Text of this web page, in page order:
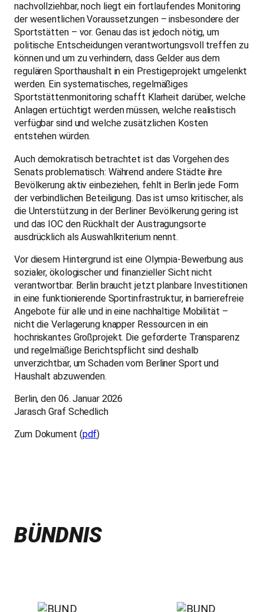
nachvollziehbar, noch liegt ein fortlaufendes Monitoring
der wesentlichen Voraussetzungen – insbesondere der
Sportstätten – vor. Genau das ist jedoch nötig, um
politische Entscheidungen verantwortungsvoll treffen zu
können und um zu verhindern, dass Gelder aus dem
regulären Sporthaushalt in ein Prestigeprojekt umgelenkt
werden. Ein systematisches, regelmäßiges
Sportstättenmonitoring schafft Klarheit darüber, welche
Anlagen ertüchtigt werden müssen, welche realistisch
verfügbar sind und welche zusätzlichen Kosten
entstehen würden.
Auch demokratisch betrachtet ist das Vorgehen des
Senats problematisch: Während andere Städte ihre
Bevölkerung aktiv einbeziehen, fehlt in Berlin jede Form
der verbindlichen Beteiligung. Das ist umso kritischer, als
die Unterstützung in der Berliner Bevölkerung gering ist
und das IOC den Rückhalt der Austragungsorte
ausdrücklich als Auswahlkriterium nennt.
Vor diesem Hintergrund ist eine Olympia-Bewerbung aus
sozialer, ökologischer und finanzieller Sicht nicht
verantwortbar. Berlin braucht jetzt planbare Investitionen
in eine funktionierende Sportinfrastruktur, in barrierefreie
Angebote für alle und in eine nachhaltige Mobilität –
nicht die Verlagerung knapper Ressourcen in ein
hochriskantes Großprojekt. Die geforderte Transparenz
und regelmäßige Berichtspflicht sind deshalb
unverzichtbar, um Schaden vom Berliner Sport und
Haushalt abzuwenden.
Berlin, den 06. Januar 2026
Jarasch Graf Schedlich
Zum Dokument (pdf)
BÜNDNIS